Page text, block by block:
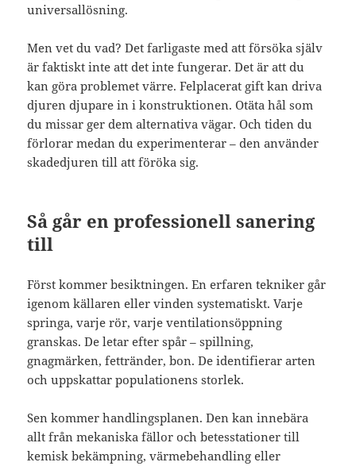
universallösning.
Men vet du vad? Det farligaste med att försöka själv
är faktiskt inte att det inte fungerar. Det är att du
kan göra problemet värre. Felplacerat gift kan driva
djuren djupare in i konstruktionen. Otäta hål som
du missar ger dem alternativa vägar. Och tiden du
förlorar medan du experimenterar – den använder
skadedjuren till att föröka sig.
Så går en professionell sanering
till
Först kommer besiktningen. En erfaren tekniker går
igenom källaren eller vinden systematiskt. Varje
springa, varje rör, varje ventilationsöppning
granskas. De letar efter spår – spillning,
gnagmärken, fettränder, bon. De identifierar arten
och uppskattar populationens storlek.
Sen kommer handlingsplanen. Den kan innebära
allt från mekaniska fällor och betesstationer till
kemisk bekämpning, värmebehandling eller